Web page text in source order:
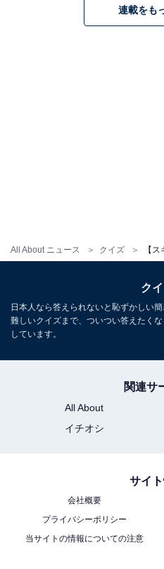
All About ニュース クイズ
連載をも
ク
日本人なら答えられないと恥ずかしい
難しいクイズまで、ついつい答えたく
しています。
関連サ
All About
イチオシ
サイ
会社概要
プライバシーポリシー
当サイトの情報についての注意